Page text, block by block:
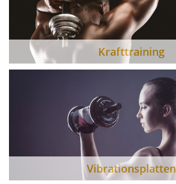
Krafttraining
Vibrationsplatten